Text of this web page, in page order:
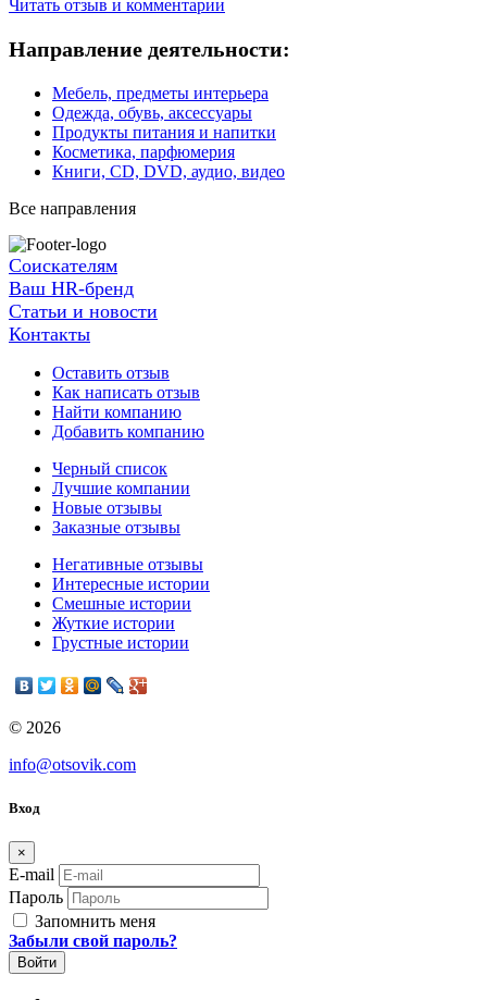
Читать отзыв и комментарии
Направление деятельности:
Мебель, предметы интерьера
Одежда, обувь, аксессуары
Продукты питания и напитки
Косметика, парфюмерия
Книги, CD, DVD, аудио, видео
Все направления
Соискателям
Ваш HR-бренд
Статьи и новости
Контакты
Оставить отзыв
Как написать отзыв
Найти компанию
Добавить компанию
Черный список
Лучшие компании
Новые отзывы
Заказные отзывы
Негативные отзывы
Интересные истории
Смешные истории
Жуткие истории
Грустные истории
© 2026
info@otsovik.com
Вход
×
E-mail
Пароль
Запомнить меня
Забыли свой пароль?